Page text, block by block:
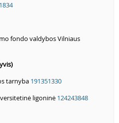
fondo valdybos Vilniaus
tarnyba 191351330
ligoninė 124243848